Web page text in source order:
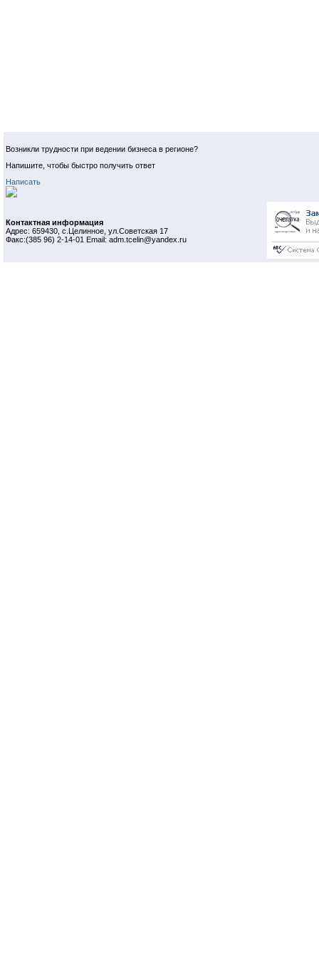
Возникли трудности при ведении бизнеса в регионе?
Напишите, чтобы быстро получить ответ
Написать
Контактная информация
Адрес: 659430, с.Целинное, ул.Советская 17
Факс:(385 96) 2-14-01 Email: adm.tcelin@yandex.ru